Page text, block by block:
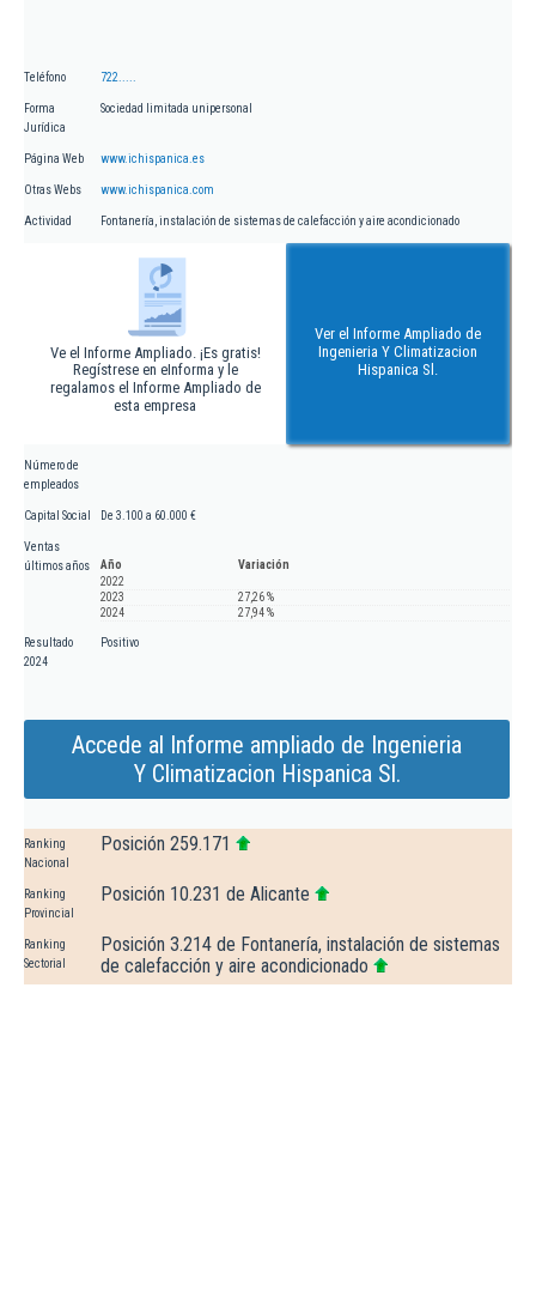
Teléfono 722.....
Forma
Jurídica
Sociedad limitada unipersonal
Página Web www.ichispanica.es
Otras Webs www.ichispanica.com
Actividad Fontanería, instalación de sistemas de calefacción y aire acondicionado
Ve el Informe Ampliado. ¡Es gratis!
Regístrese en eInforma y le
regalamos el Informe Ampliado de
esta empresa
Ver el Informe Ampliado de
Ingenieria Y Climatizacion
Hispanica Sl.
Número de
empleados
Capital Social De 3.100 a 60.000 €
Ventas
últimos años
Año
Variación
2022
2023
27,26 %
2024
27,94 %
Resultado
2024
Positivo
Accede al Informe ampliado de Ingenieria
Y Climatizacion Hispanica Sl.
Ranking
Nacional
Posición 259.171
Ranking
Provincial
Posición 10.231 de Alicante
Ranking
Sectorial
Posición 3.214 de Fontanería, instalación de sistemas
de calefacción y aire acondicionado